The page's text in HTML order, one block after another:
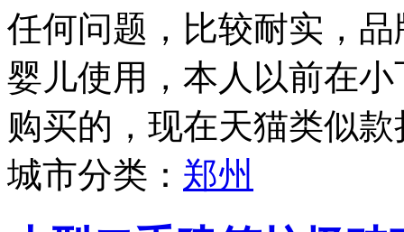
任何问题，比较耐实，品
婴儿使用，本人以前在
购买的，现在天猫类似
城市分类： 郑州